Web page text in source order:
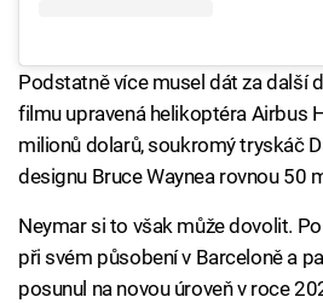
Podstatně více musel dát za další
filmu upravená helikoptéra Airbus
milionů dolarů, soukromý tryskáč
designu Bruce Waynea rovnou 50
Neymar si to však může dovolit.
při svém působení v Barceloně a
posunul na novou úroveň v roce